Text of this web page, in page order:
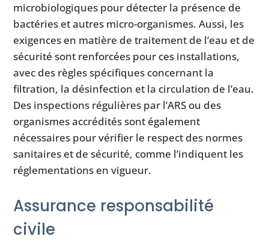
microbiologiques pour détecter la présence de
bactéries et autres micro-organismes. Aussi, les
exigences en matière de traitement de l’eau et de
sécurité sont renforcées pour ces installations,
avec des règles spécifiques concernant la
filtration, la désinfection et la circulation de l’eau.
Des inspections régulières par l’ARS ou des
organismes accrédités sont également
nécessaires pour vérifier le respect des normes
sanitaires et de sécurité, comme l’indiquent les
réglementations en vigueur.
Assurance responsabilité
civile